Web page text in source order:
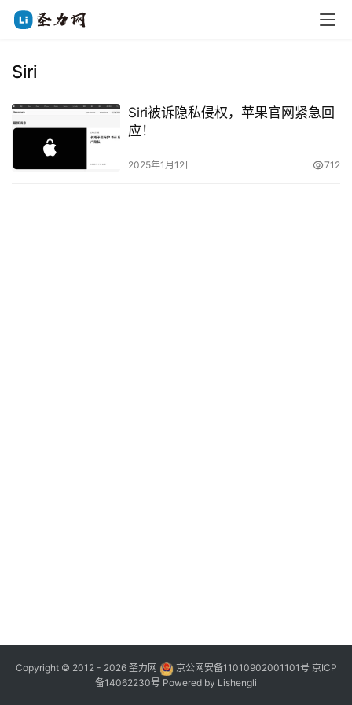
Siri
Siri被诉隐私侵权，苹果官网紧急回
应！
2025年1月12日 712
Copyright © 2012 - 2026 圣力网 京公网安备11010902001101号 京ICP
备14062230号 Powered by Lishengli